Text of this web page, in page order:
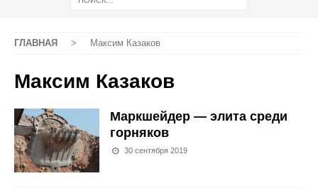
ГЛАВНАЯ > Максим Казаков
Максим Казаков
Маркшейдер — элита среди
горняков
30 сентября 2019